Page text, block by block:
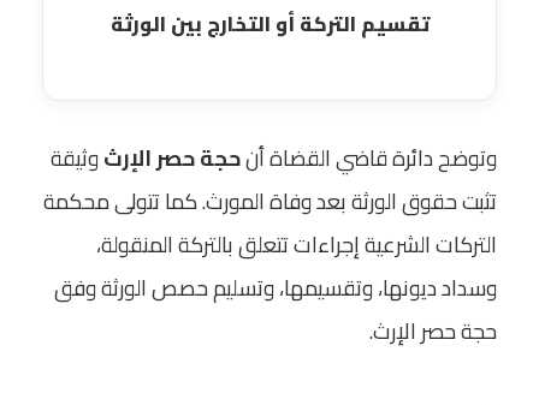
تقسيم التركة أو التخارج بين الورثة
وتوضح دائرة قاضي القضاة أنحجة حصر الإرثوثيقة
تثبت حقوق الورثة بعد وفاة المورث. كما تتولى محكمة
التركات الشرعية إجراءات تتعلق بالتركة المنقولة،
وسداد ديونها، وتقسيمها، وتسليم حصص الورثة وفق
حجة حصر الإرث.